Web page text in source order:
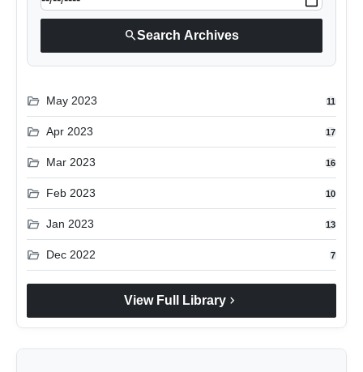
searchSearch Archives
folder_open May 2023 11
folder_open Apr 2023 17
folder_open Mar 2023 16
folder_open Feb 2023 10
folder_open Jan 2023 13
folder_open Dec 2022 7
View Full Library chevron_right